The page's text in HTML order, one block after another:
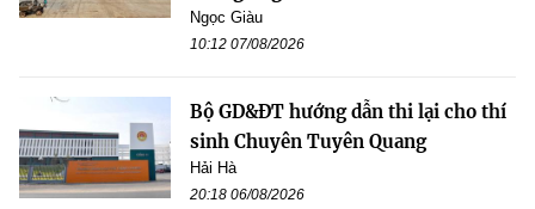
Ngọc Giàu
10:12 07/08/2026
Bộ GD&ĐT hướng dẫn thi lại cho thí
sinh Chuyên Tuyên Quang
Hải Hà
20:18 06/08/2026